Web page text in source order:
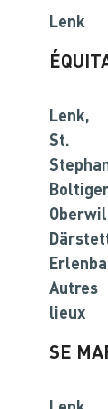
Lenk
Lenk,
St.
Autres
lieux
SE